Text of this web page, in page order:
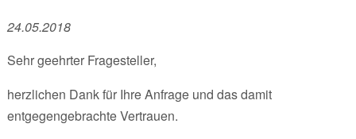
24.05.2018
Sehr geehrter Fragesteller,
herzlichen Dank für Ihre Anfrage und das damit
entgegengebrachte Vertrauen.